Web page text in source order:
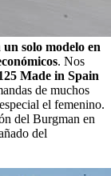
solo modelo en
. Nos
Made in Spain
de muchos
el femenino.
del Burgman en
del